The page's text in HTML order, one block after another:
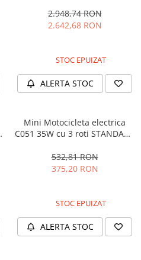
2.948,74 RON
2.642,68 RON
STOC EPUIZAT
ALERTA STOC
Mini Motocicleta electrica
C051 35W cu 3 roti STANDARD
532,81 RON
375,20 RON
STOC EPUIZAT
ALERTA STOC